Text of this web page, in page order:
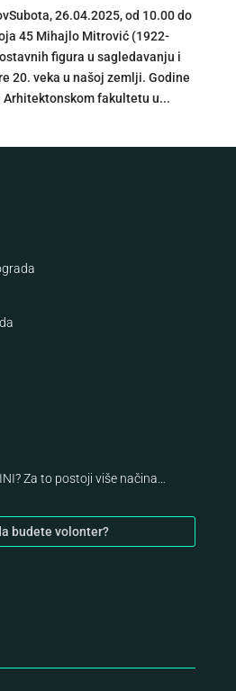
26.04.2025, od 10.00 do
45 Mihajlo Mitrović (1922-
figura u sagledavanju i
20. veka u našoj zemlji. Godine
Arhitektonskom fakultetu u...
Za to postoji više načina…
budete volonter?